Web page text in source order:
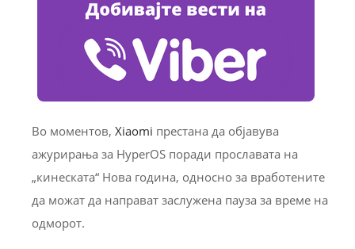
Во моментов, Xiaomi престана да објавува
ажурирања за HyperOS поради прославата на
„кинеската“ Нова година, односно за вработените
да можат да направат заслужена пауза за време на
одморот.